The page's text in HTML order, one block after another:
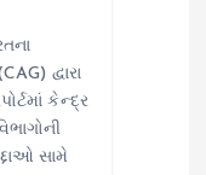
દ્વારા
કેન્દ્ર
સામે